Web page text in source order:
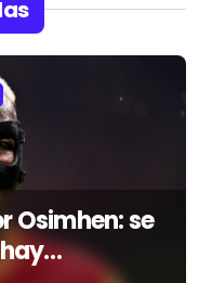
Osimhen: se